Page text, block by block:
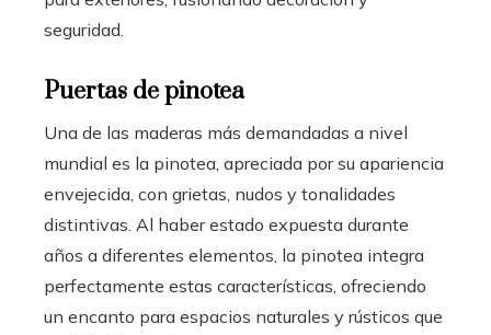
seguridad.
Puertas de pinotea
Una de las maderas más demandadas a nivel
mundial es la pinotea, apreciada por su apariencia
envejecida, con grietas, nudos y tonalidades
distintivas. Al haber estado expuesta durante
años a diferentes elementos, la pinotea integra
perfectamente estas características, ofreciendo
un encanto para espacios naturales y rústicos que